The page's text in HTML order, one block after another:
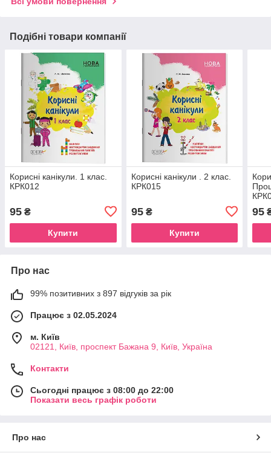
Подібні товари компанії
Корисні канікули. 1 клас.
КРК012
95 ₴
Купити
Корисні канікули . 2 клас.
КРК015
95₴
Купити
95
Про нас
99% позитивних з 897 відгуків за рік
Працює з 02.05.2024
м. Київ
02121, Київ, проспект Бажана 9, Київ, Україна
Контакти
Сьогодні працює з 08:00 до 22:00
Показати весь графік роботи
Про нас